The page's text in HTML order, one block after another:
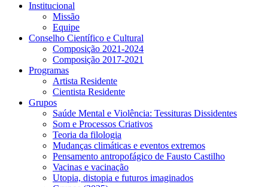
Institucional
Missão
Equipe
Conselho Científico e Cultural
Composição 2021-2024
Composição 2017-2021
Programas
Artista Residente
Cientista Residente
Grupos
Saúde Mental e Violência: Tessituras Dissidentes
Som e Processos Criativos
Teoria da filologia
Mudanças climáticas e eventos extremos
Pensamento antropofágico de Fausto Castilho
Vacinas e vacinação
Utopia, distopia e futuros imaginados